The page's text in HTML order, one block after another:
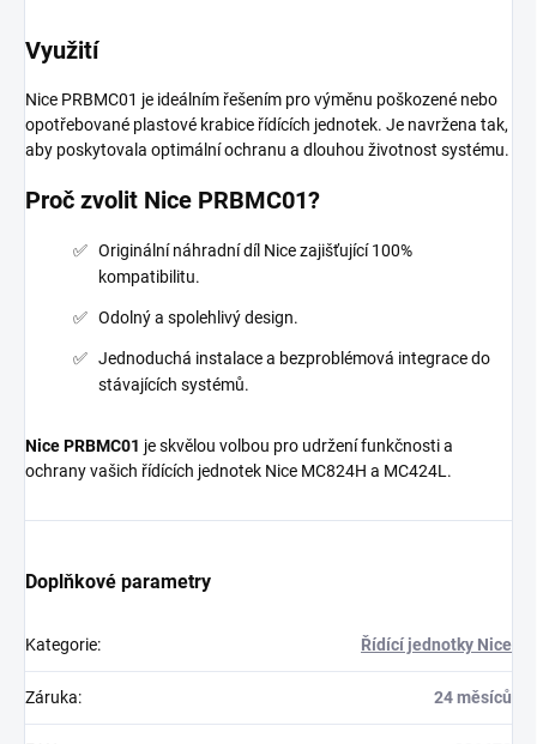
Využití
Nice PRBMC01 je ideálním řešením pro výměnu poškozené nebo
opotřebované plastové krabice řídících jednotek. Je navržena tak,
aby poskytovala optimální ochranu a dlouhou životnost systému.
Proč zvolit Nice PRBMC01?
Originální náhradní díl Nice zajišťující 100%
kompatibilitu.
Odolný a spolehlivý design.
Jednoduchá instalace a bezproblémová integrace do
stávajících systémů.
Nice PRBMC01 je skvělou volbou pro udržení funkčnosti a
ochrany vašich řídících jednotek Nice MC824H a MC424L.
Doplňkové parametry
Kategorie: Řídící jednotky Nice
Záruka: 24 měsíců